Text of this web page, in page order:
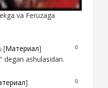
va Feruzaga
0
[Материал]
degan ashulasidan.
0
]